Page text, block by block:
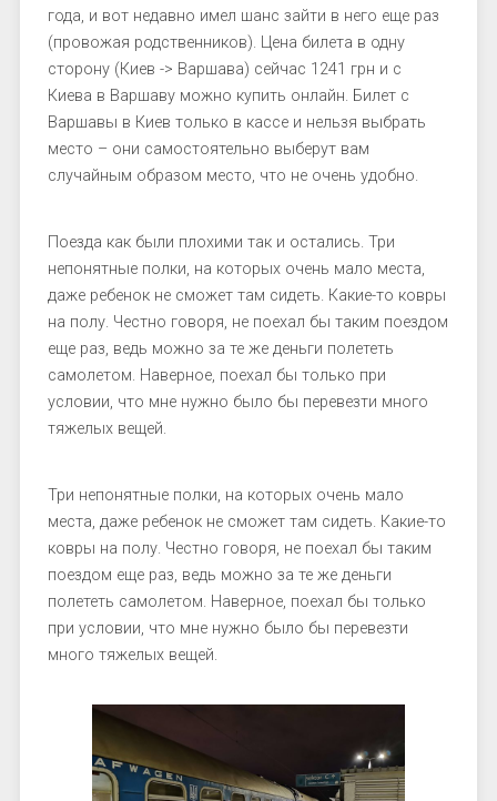
года, и вот недавно имел шанс зайти в него еще раз
(провожая родственников). Цена билета в одну
сторону (Киев -> Варшава) сейчас 1241 грн и с
Киева в Варшаву можно купить онлайн. Билет с
Варшавы в Киев только в кассе и нельзя выбрать
место – они самостоятельно выберут вам
случайным образом место, что не очень удобно.
Поезда как были плохими так и остались. Три
непонятные полки, на которых очень мало места,
даже ребенок не сможет там сидеть. Какие-то ковры
на полу. Честно говоря, не поехал бы таким поездом
еще раз, ведь можно за те же деньги полететь
самолетом. Наверное, поехал бы только при
условии, что мне нужно было бы перевезти много
тяжелых вещей.
Три непонятные полки, на которых очень мало
места, даже ребенок не сможет там сидеть. Какие-то
ковры на полу. Честно говоря, не поехал бы таким
поездом еще раз, ведь можно за те же деньги
полететь самолетом. Наверное, поехал бы только
при условии, что мне нужно было бы перевезти
много тяжелых вещей.